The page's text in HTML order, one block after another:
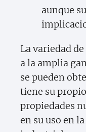
aunque
La variedad
a la amplia
se pueden
tiene su
propiedades
en su uso en